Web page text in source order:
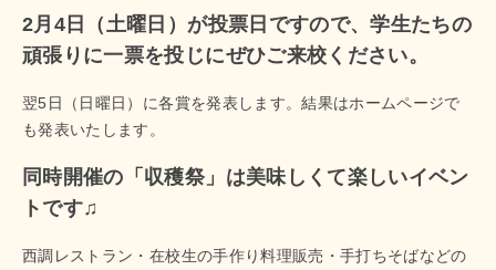
2月4日（土曜日）が投票日ですので、学生たちの
頑張りに一票を投じにぜひご来校ください。
翌5日（日曜日）に各賞を発表します。結果はホームページで
も発表いたします。
同時開催の「収穫祭」は美味しくて楽しいイベン
トです♫
西調レストラン・在校生の手作り料理販売・手打ちそばなどの